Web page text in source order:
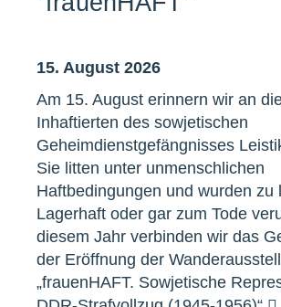
15. August 2026
Am 15. August erinnern wir an
Inhaftierten des sowjetischen
Geheimdienstgefängnisses
Sie litten unter unmenschlichen
Haftbedingungen und wurden zu
Lagerhaft oder gar zum Tode
diesem Jahr verbinden wir das
der Eröffnung der
„frauenHAFT. Sowjetische